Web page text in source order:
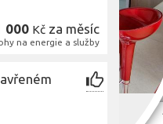
okres Brno-město, Jihomoravský kraj
000 Kč za měsíc
na energie a služby